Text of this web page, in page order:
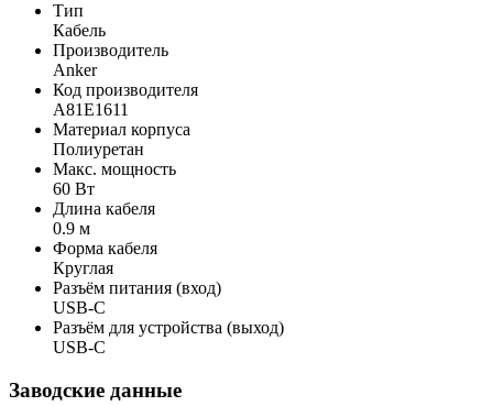
Тип
Кабель
Производитель
Anker
Код производителя
A81E1611
Материал корпуса
Полиуретан
Макс. мощность
60 Вт
Длина кабеля
0.9 м
Форма кабеля
Круглая
Разъём питания (вход)
USB-C
Разъём для устройства (выход)
USB-C
Заводские данные